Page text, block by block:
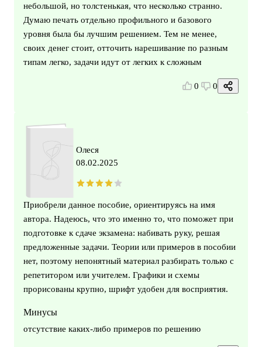
небольшой, но толстенькая, что несколько странно.
Думаю печать отдельно профильного и базового
уровня была бы лучшим решением. Тем не менее,
своих денег стоит, отточить нарешивание по разным
типам легко, задачи идут от легких к сложным
0 0
Олеся
08.02.2025
Приобрели данное пособие, ориентируясь на имя
автора. Надеюсь, что это именно то, что поможет при
подготовке к сдаче экзамена: набивать руку, решая
предложенные задачи. Теории или примеров в пособии
нет, поэтому непонятный материал разбирать только с
репетитором или учителем. Графики и схемы
прорисованы крупно, шрифт удобен для восприятия.
Минусы
отсутствие каких-либо примеров по решению